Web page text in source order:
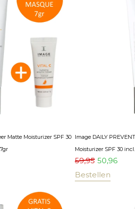
Matte Moisturizer SPF 30 Image DAILY
Moisturizer SPF 30
59,95 50,96
Bestellen